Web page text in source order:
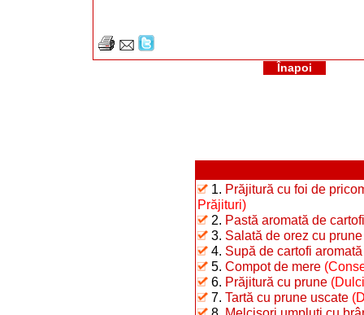
Înapoi
1. Prăjitură cu foi de
Prăjituri)
2. Pastă aromată de cartofi
3. Salată de orez cu
4. Supă de cartofi aromată
5. Compot de mere
6. Prăjitură cu prune
7. Tartă cu prune uscate